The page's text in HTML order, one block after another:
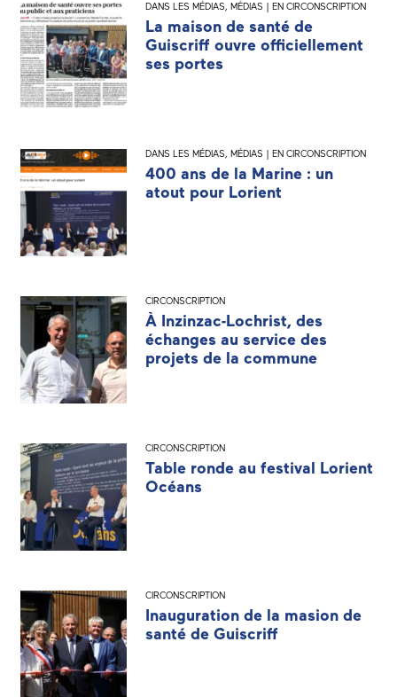
DANS LES MÉDIAS, MÉDIAS | EN CIRCONSCRIPTION
La maison de santé de
Guiscriff ouvre officiellement
ses portes
DANS LES MÉDIAS, MÉDIAS | EN CIRCONSCRIPTION
400 ans de la Marine : un
atout pour Lorient
CIRCONSCRIPTION
À Inzinzac-Lochrist, des
échanges au service des
projets de la commune
CIRCONSCRIPTION
Table ronde au festival Lorient
Océans
CIRCONSCRIPTION
Inauguration de la masion de
santé de Guiscriff